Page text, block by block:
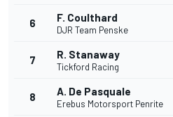
6 F. Coulthard
DJR Team Penske
7 R. Stanaway
Tickford Racing
8 A. De Pasquale
Erebus Motorsport Penrite